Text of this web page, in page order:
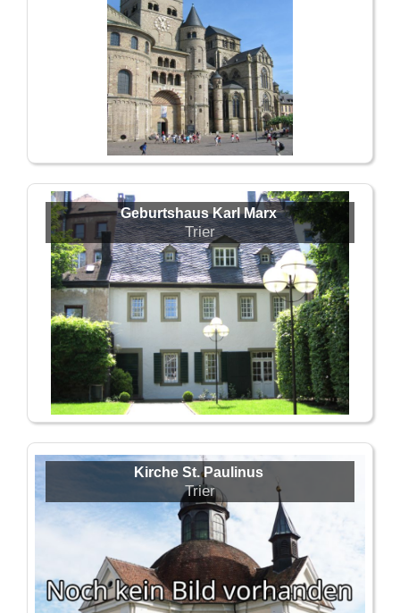
Geburtshaus Karl Marx
Trier
Kirche St. Paulinus
Trier